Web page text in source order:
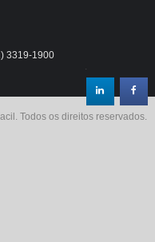
3319-1900
.
Todos os direitos reservados.